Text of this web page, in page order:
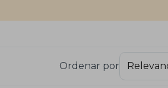
título honorífico que significa
Ordenar por